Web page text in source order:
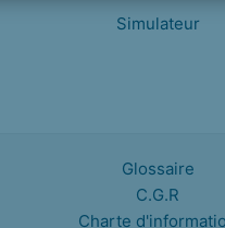
Simulateur
Glossaire
C.G.R
Charte